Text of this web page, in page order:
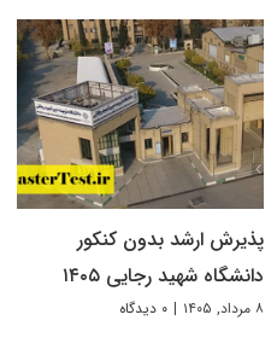
پذیرش ارشد بدون کنکور
دانشگاه شهید رجایی ۱۴۰۵
۸ مرداد, ۱۴۰۵ | ۰ دیدگاه